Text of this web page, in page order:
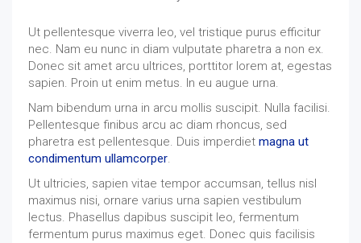
Ut pellentesque viverra leo, vel tristique purus efficitur
nec. Nam eu nunc in diam vulputate pharetra a non ex.
Donec sit amet arcu ultrices, porttitor lorem at, egestas
sapien. Proin ut enim metus. In eu augue urna.
Nam bibendum urna in arcu mollis suscipit. Nulla facilisi.
Pellentesque finibus arcu ac diam rhoncus, sed
pharetra est pellentesque. Duis imperdiet magna ut
condimentum ullamcorper.
Ut ultricies, sapien vitae tempor accumsan, tellus nisl
maximus nisi, ornare varius urna sapien vestibulum
lectus. Phasellus dapibus suscipit leo, fermentum
fermentum purus maximus eget. Donec quis facilisis